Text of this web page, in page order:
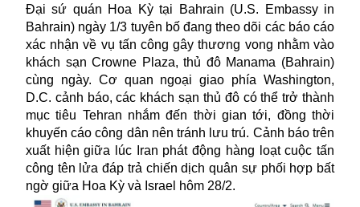
Đại sứ quán Hoa Kỳ tại Bahrain (U.S. Embassy in
Bahrain) ngày 1/3 tuyên bố đang theo dõi các báo cáo
xác nhận về vụ tấn công gây thương vong nhằm vào
khách sạn Crowne Plaza, thủ đô Manama (Bahrain)
cùng ngày. Cơ quan ngoại giao phía Washington,
D.C. cảnh báo, các khách sạn thủ đô có thể trở thành
mục tiêu Tehran nhắm đến thời gian tới, đồng thời
khuyến cáo công dân nên tránh lưu trú. Cảnh báo trên
xuất hiện giữa lúc Iran phát động hàng loạt cuộc tấn
công tên lửa đáp trả chiến dịch quân sự phối hợp bất
ngờ giữa Hoa Kỳ và Israel hôm 28/2.